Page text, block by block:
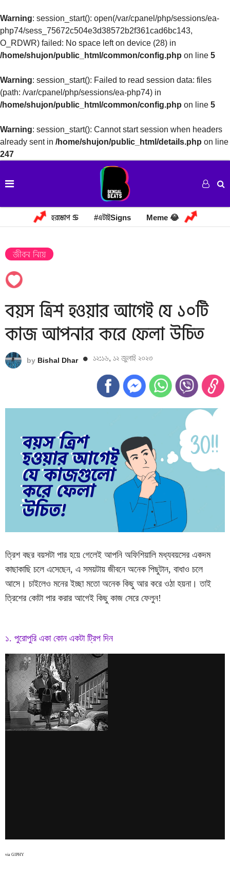
Warning: session_start(): open(/var/cpanel/php/sessions/ea-
php74/sess_75672c504e3d38572b2f361cad6bc143,
O_RDWR) failed: No space left on device (28) in
/home/shujon/public_html/common/config.php on line 5
Warning: session_start(): Failed to read session data: files
(path: /var/cpanel/php/sessions/ea-php74) in
/home/shujon/public_html/common/config.php on line 5
Warning: session_start(): Cannot start session when headers
already sent in /home/shujon/public_html/details.php on line
247
হরস্কোপ ♋ #এটাইSigns Meme 😂
জীবন নিয়ে
বয়স ত্রিশ হওয়ার আগেই যে ১০টি
কাজ আপনার করে ফেলা উচিত
by Bishal Dhar ১২:১৬, ১২ জুলাই ২০২৩
ত্রিশ বছর বয়সটা পার হয়ে গেলেই আপনি অফিশিয়ালি মধ্যবয়সের একদম
কাছাকাছি চলে এসেছেন, এ সময়টায় জীবনে অনেক পিছুটান, বাধাও চলে
আসে। চাইলেও মনের ইচ্ছা মতো অনেক কিছু আর করে ওঠা হয়না। তাই
ত্রিশের কোটা পার করার আগেই কিছু কাজ সেরে ফেলুন!
১. পুরোপুরি একা কোন একটা ট্রিপ দিন
via GIPHY